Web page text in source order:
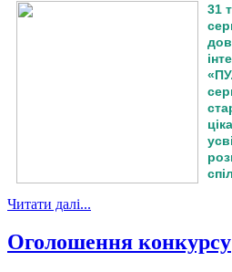
31
Читати далі...
Оголошення конкурсу